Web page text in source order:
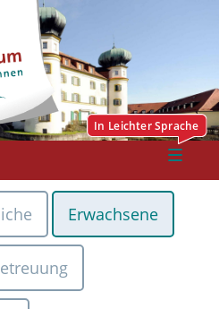
Erwachsene